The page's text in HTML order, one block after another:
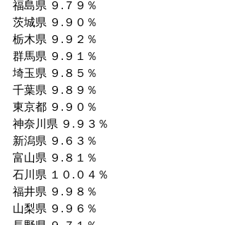
福島県 ９.７９％
茨城県 ９.９０％
栃木県 ９.９２％
群馬県 ９.９１％
埼玉県 ９.８５％
千葉県 ９.８９％
東京都 ９.９０％
神奈川県 ９.９３％
新潟県 ９.６３％
富山県 ９.８１％
石川県 １０.０４％
福井県 ９.９８％
山梨県 ９.９６％